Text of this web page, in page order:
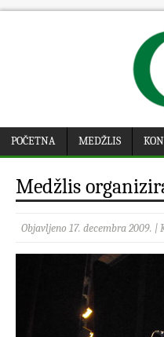
POČETNA MEDŽLIS
Medžlis
Objavljeno 17. decembra 2009. |